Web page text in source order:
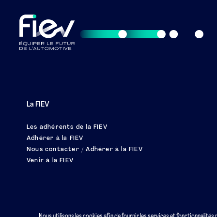
La FIEV
Les adhérents de la FIEV
Adhérer à la FIEV
Nous contacter / Adhérer à la FIEV
Venir à la FIEV